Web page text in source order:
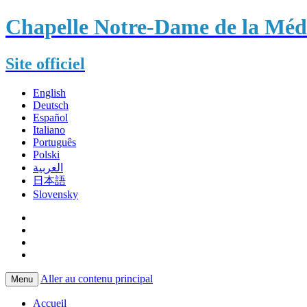
Chapelle Notre-Dame de la
Site officiel
English
Deutsch
Español
Italiano
Português
Polski
العربية
日本語
Slovensky
Menu Aller au contenu principal
Accueil